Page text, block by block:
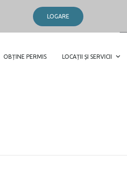
LOGARE
OBȚINE PERMIS LOCAȚII ȘI SERVICII